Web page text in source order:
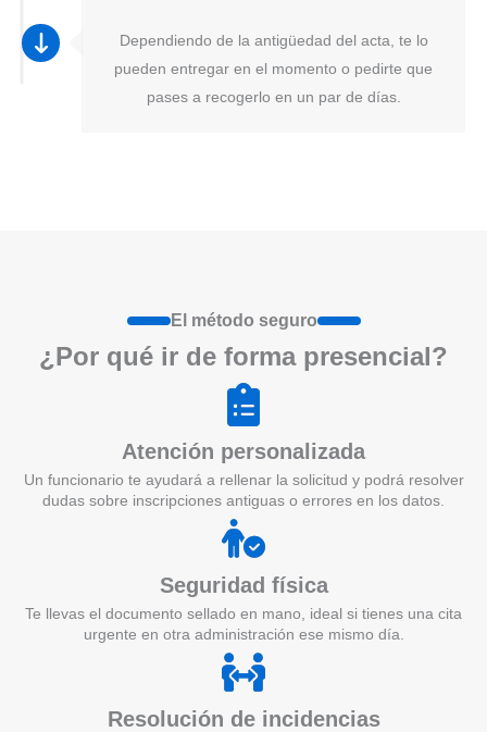
Dependiendo de la antigüedad del acta, te lo
pueden entregar en el momento o pedirte que
pases a recogerlo en un par de días.
El método seguro
¿Por qué ir de formapresencial?
Atención personalizada
Un funcionario te ayudará a rellenar la solicitud y podrá resolver
dudas sobre inscripciones antiguas o errores en los datos.
Seguridad física
Te llevas el documento sellado en mano, ideal si tienes una cita
urgente en otra administración ese mismo día.
Resolución de incidencias